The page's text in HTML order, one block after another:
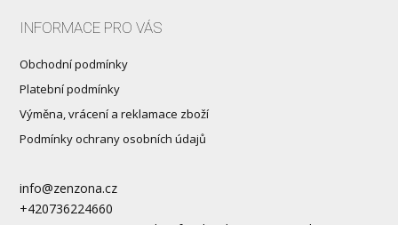
INFORMACE PRO VÁS
Obchodní podmínky
Platební podmínky
Výměna, vrácení a reklamace zboží
Podmínky ochrany osobních údajů
info@zenzona.cz
+420736224660